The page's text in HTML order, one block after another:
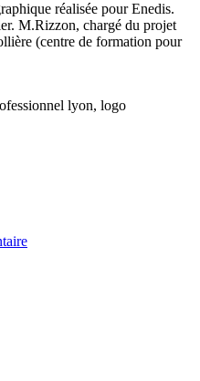
réalisée pour Enedis.
M.Rizzon, chargé du projet
(centre de formation pour